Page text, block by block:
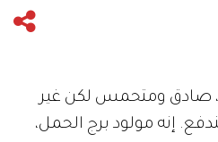
صادق ومتحمس لكن غير
إنه مولود برج الحمل،